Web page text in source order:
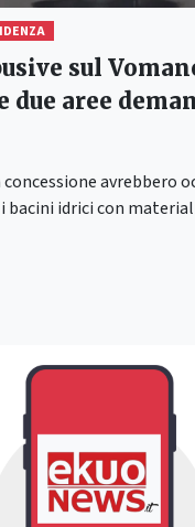
sul
due aree
concessione avrebbero
idrici con